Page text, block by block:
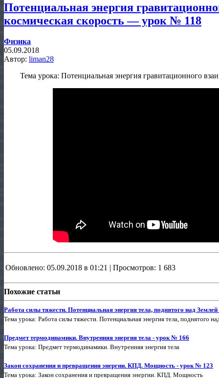
Потенциальная энергия
космическая скорость — урок № 118
Физика
05.09.2018
Автор: liman28
Тема урока: Потенциальная энергия гравитационного
Обновлено: 05.09.2018 в 01:21 | Просмотров: 1 683
Похожие статьи
Работа силы тяжести. Потенциальная энергия тела, поднятого над
Тема урока: Работа силы тяжести. Потенциальная энергия тела, поднятого
Предмет термодинамики. Внутренняя энергия тела - урок № 166
Тема урока: Предмет термодинамики. Внутренняя энергия тела
Закон сохранения и превращения энергии. КПД. Мощность - урок № 123
Тема урока: Закон сохранения и превращения энергии. КПД. Мощность